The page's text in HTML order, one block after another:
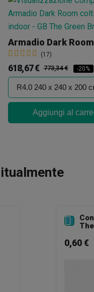
Armadio Dark Room
(17)
618,67 € 773,34 € -20%
Aggiungi al

0,60 €